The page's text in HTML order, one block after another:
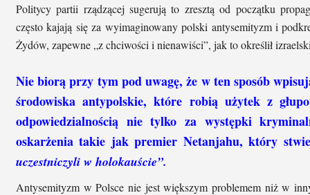
Politycy partii rządzącej sugerują to zresztą od początku
często kajają się za wyimaginowany polski antysemityzm i
Żydów, zapewne „z chciwości i nienawiści”, jak to określił
Nie biorą przy tym pod uwagę, że w ten sposób
środowiska antypolskie, które robią użytek z
odpowiedzialnością nie tylko za występki
oskarżenia takie jak premier Netanjahu, który
uczestniczyli w holokauście”.
Antysemityzm w Polsce nie jest większym problemem niż w